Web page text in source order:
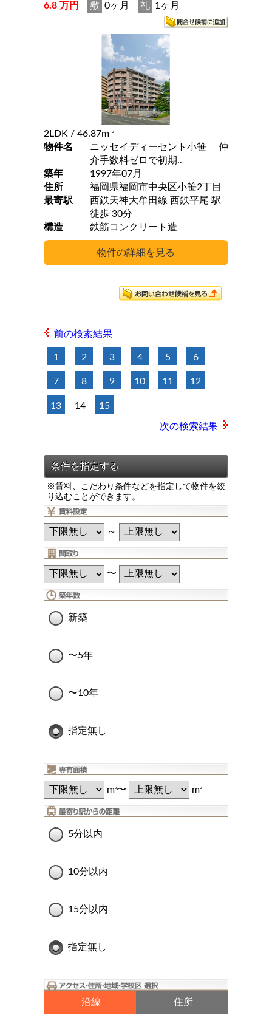
6.8 万円 敷 0ヶ月 礼 1ヶ月
2LDK / 46.87m 2
物件名
ニッセイディーセント小笹 仲
介手数料ゼロで初期..
築年
1997年07月
住所
福岡県福岡市中央区小笹2丁目
最寄駅
西鉄天神大牟田線 西鉄平尾 駅
徒歩 30分
構造
鉄筋コンクリート造
前の検索結果
1 2 3 4 5 6
7 8 9 10 11 12
13 14 15
次の検索結果
※賃料、こだわり条件などを指定して物件を絞
り込むことができます。
～
〜
新築
〜5年
〜10年
指定無し
m2〜 m2
5分以内
10分以内
15分以内
指定無し
沿線 住所